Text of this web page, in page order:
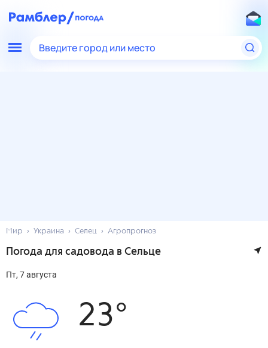
Введите город или место
Мир Украина Селец Агропрогноз
Погода для садовода в Сельце
пт, 7 августа
23°